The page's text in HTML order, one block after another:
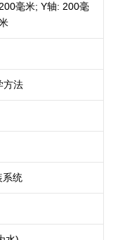
毫米; Y轴: 200毫
方法
系统